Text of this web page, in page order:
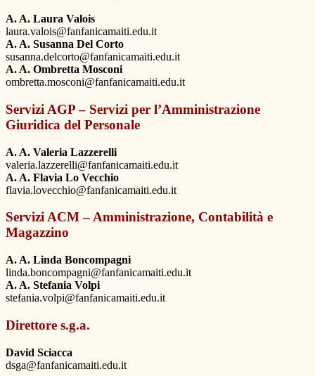
A. A. Laura Valois
laura.valois@fanfanicamaiti.edu.it
A. A. Susanna Del Corto
susanna.delcorto@fanfanicamaiti.edu.it
A. A. Ombretta Mosconi
ombretta.mosconi@fanfanicamaiti.edu.it
Servizi AGP – Servizi per l’Amministrazione
Giuridica del Personale
A. A. Valeria Lazzerelli
valeria.lazzerelli@fanfanicamaiti.edu.it
A. A. Flavia Lo Vecchio
flavia.lovecchio@fanfanicamaiti.edu.it
Servizi ACM – Amministrazione, Contabilità e
Magazzino
A. A. Linda Boncompagni
linda.boncompagni@fanfanicamaiti.edu.it
A. A. Stefania Volpi
stefania.volpi@fanfanicamaiti.edu.it
Direttore s.g.a.
David Sciacca
dsga@fanfanicamaiti.edu.it